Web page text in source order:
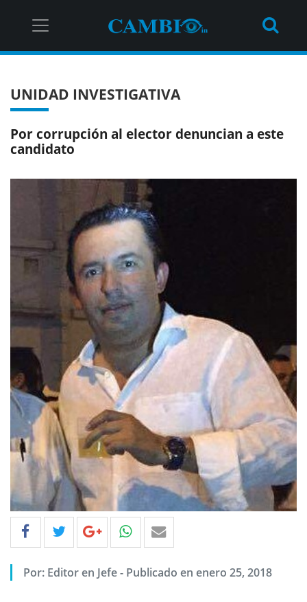
UNIDAD INVESTIGATIVA
Por corrupción al elector denuncian a este
candidato
Por: Editor en Jefe - Publicado en enero 25, 2018